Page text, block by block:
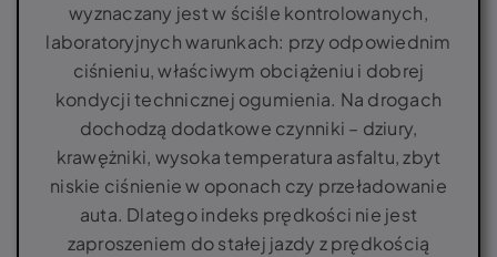
wyznaczany jest w ściśle kontrolowanych,
laboratoryjnych warunkach: przy odpowiednim
ciśnieniu, właściwym obciążeniu i dobrej
kondycji technicznej ogumienia. Na drogach
dochodzą dodatkowe czynniki – dziury,
krawężniki, wysoka temperatura asfaltu, zbyt
niskie ciśnienie w oponach czy przeładowanie
auta. Dlatego indeks prędkości nie jest
zaproszeniem do stałej jazdy z prędkością